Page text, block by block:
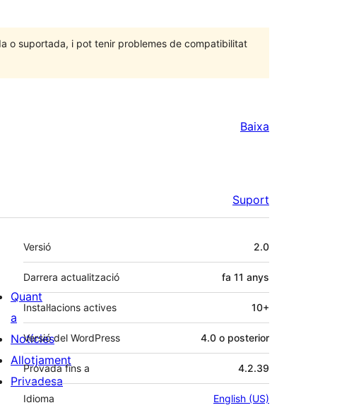
o suportada, i pot tenir problemes de compatibilitat
Baixa
Suport
Meta
Versió 2.0
Darrera actualització fa 11 anys
Instal·lacions actives 10+
Versió del WordPress 4.0 o posterior
Provada fins a 4.2.39
Idioma English (US)
Quant
a
Notícies
Allotjament
Privadesa